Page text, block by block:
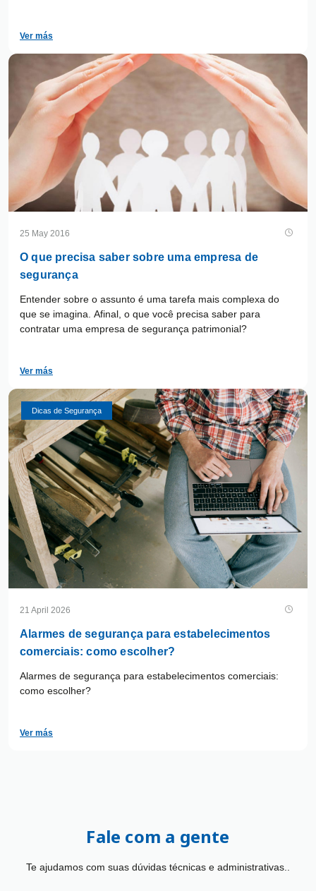
Ver más
25 May 2016
O que precisa saber sobre uma empresa de
segurança
Entender sobre o assunto é uma tarefa mais complexa do
que se imagina. Afinal, o que você precisa saber para
contratar uma empresa de segurança patrimonial?
Ver más
Dicas de Segurança
21 April 2026
Alarmes de segurança para estabelecimentos
comerciais: como escolher?
Alarmes de segurança para estabelecimentos comerciais:
como escolher?
Ver más
Fale com a gente
Te ajudamos com suas dúvidas técnicas e administrativas..